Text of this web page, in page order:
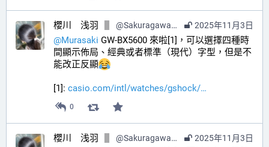
2025年11月3日
櫻川 浅羽 @SakuragawaAsaba@hub.sakuragawa.moe
@Murasaki GW-BX5600 來啦[1]，可以選擇四種時
間顯示佈局、經典或者標準（現代）字型，但是不
能改正反顯
[1]: casio.com/intl/watches/gshock/
0
2025年11月3日
櫻川 浅羽 @SakuragawaAsaba@hub.sakuragawa.moe